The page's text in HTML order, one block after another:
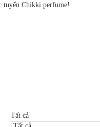
tuyến Chikki perfume!
Tất cả